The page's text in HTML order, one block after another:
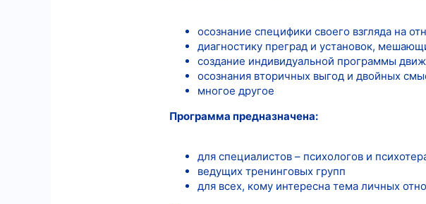
осознание специфики своего взгляда на
диагностику преград и установок,
создание индивидуальной программы
осознания вторичных выгод и двойных
многое другое
Программа предназначена:
для специалистов – психологов и
ведущих тренинговых групп
для всех, кому интересна тема личных